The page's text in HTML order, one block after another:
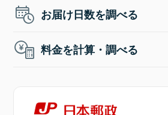
お届け日数を調べる
料金を計算・調べる